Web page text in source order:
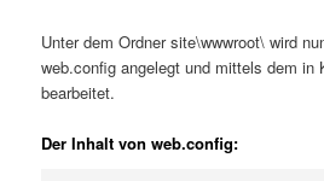
Unter dem Ordner site\wwwroot\ wird
web.config angelegt und mittels dem in
bearbeitet.
Der Inhalt von web.config: